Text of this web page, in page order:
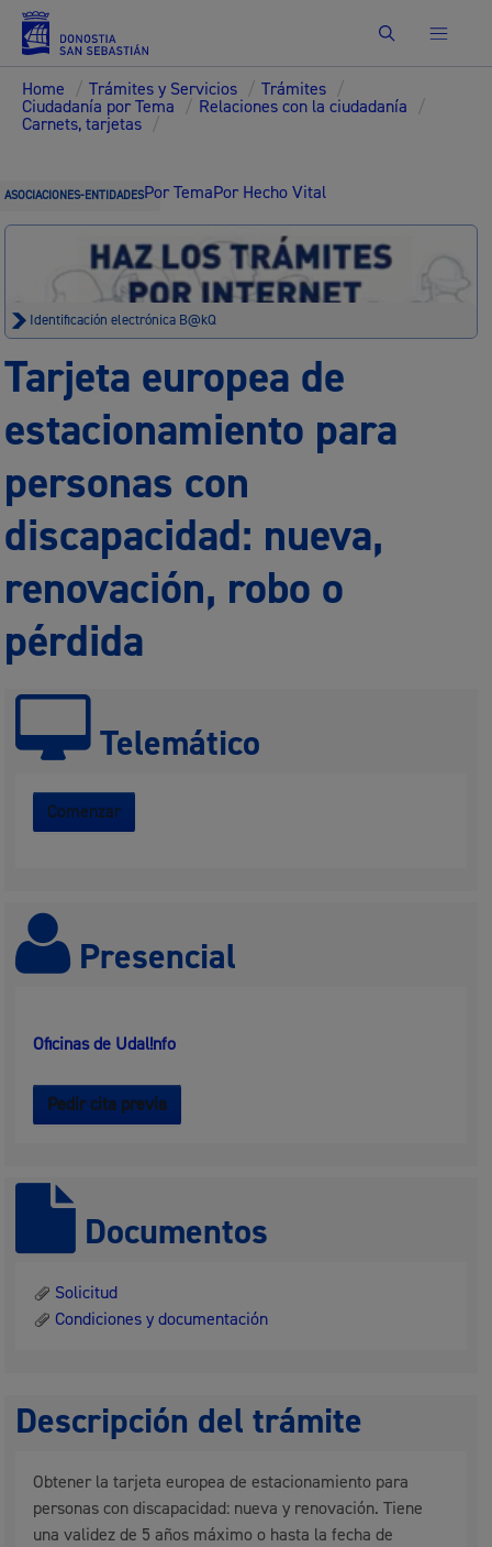
Buscar
Home / Trámites y Servicios / Trámites /
Ciudadanía por Tema / Relaciones con la ciudadanía /
Carnets, tarjetas /
ASOCIACIONES-ENTIDADESPor TemaPor Hecho Vital
Identificación electrónica B@kQ
Tarjeta europea de
estacionamiento para
personas con
discapacidad: nueva,
renovación, robo o
pérdida
Telemático
Comenzar
Presencial
Oficinas de Udal!nfo
Pedir cita previa
Documentos
Solicitud
Condiciones y documentación
Descripción del trámite
Obtener la tarjeta europea de estacionamiento para
personas con discapacidad: nueva y renovación. Tiene
una validez de 5 años máximo o hasta la fecha de